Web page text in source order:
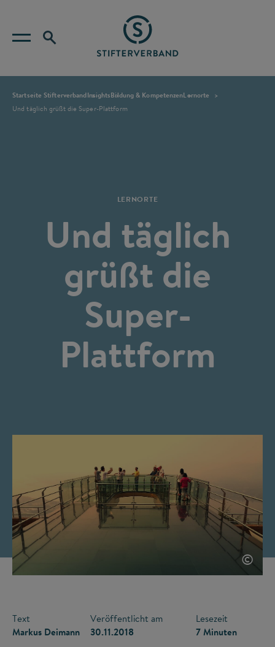
Startseite StifterverbandInsightsBildung & KompetenzenLernorte
Und täglich grüßt die Super-Plattform
LERNORTE
Und täglich
grüßt die
Super-
Plattform
©
Text
Markus Deimann
Veröffentlicht am
30.11.2018
Lesezeit
7 Minuten